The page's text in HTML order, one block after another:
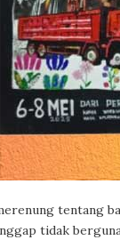
tentang
tidak